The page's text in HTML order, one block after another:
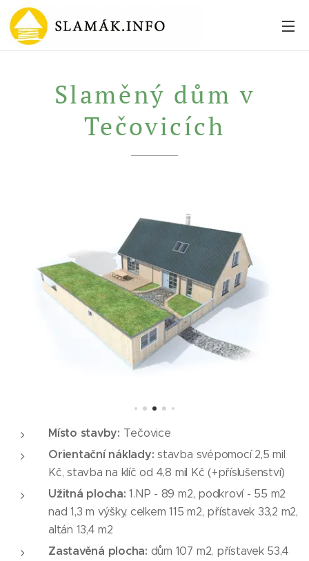
Slaměný dům v
Tečovicích
Místo stavby: Tečovice
Orientační náklady: stavba svépomocí 2,5 mil
Kč, stavba na klíč od 4,8 mil Kč (+příslušenství)
Užitná plocha: 1.NP - 89 m2, podkroví - 55 m2
nad 1,3 m výšky, celkem 115 m2, přístavek 33,2 m2,
altán 13,4 m2
Zastavěná plocha: dům 107 m2, přístavek 53,4